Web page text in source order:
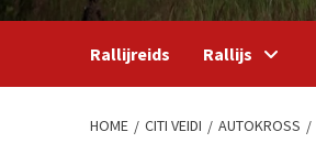
Rallijreids Rallijs
HOME CITI VEIDI AUTOKROSS